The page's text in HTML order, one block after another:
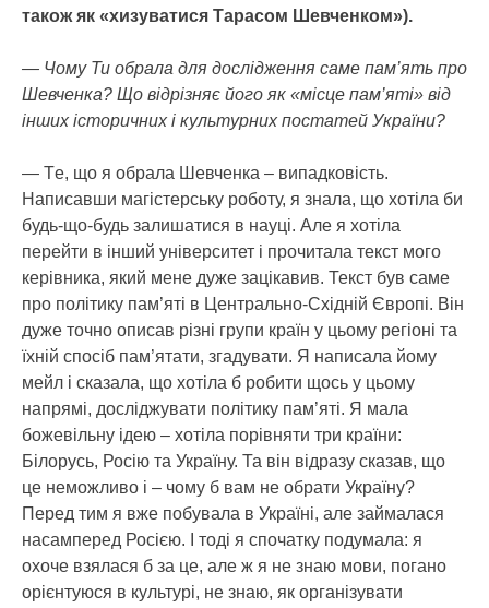
також як «хизуватися Тарасом Шевченком»).
— Чому Ти обрала для дослідження саме пам’ять про
Шевченка? Що відрізняє його як «місце пам’яті» від
інших історичних і культурних постатей України?
— Tе, що я обрала Шевченка – випадковість.
Написавши магістерську роботу, я знала, що хотіла би
будь-що-будь залишатися в науці. Але я хотіла
перейти в інший університет і прочитала текст мого
керівника, який мене дуже зацікавив. Текст був саме
про політику пам’яті в Центрально-Східній Європі. Він
дуже точно описав різні групи країн у цьому регіоні та
їхній спосіб пам’ятати, згадувати. Я написала йому
мейл і сказала, що хотіла б робити щось у цьому
напрямі, досліджувати політику пам’яті. Я мала
божевільну ідею – хотіла порівняти три країни:
Білорусь, Росію та Україну. Та він відразу сказав, що
це неможливо і – чому б вам не обрати Україну?
Перед тим я вже побувала в Україні, але займалася
насамперед Росією. І тоді я спочатку подумала: я
охоче взялася б за це, але ж я не знаю мови, погано
орієнтуюся в культурі, не знаю, як організувати